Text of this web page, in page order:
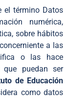
el término Datos
numérica,
sobre hábitos
a las
o las hace
puedan ser
de Educación
como datos